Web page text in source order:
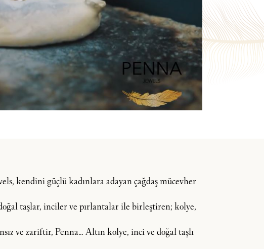
kendini güçlü kadınlara adayan çağdaş mücevher
taşlar, inciler ve pırlantalar ile birleştiren; kolye,
ve zariftir, Penna… Altın kolye, inci ve doğal taşlı